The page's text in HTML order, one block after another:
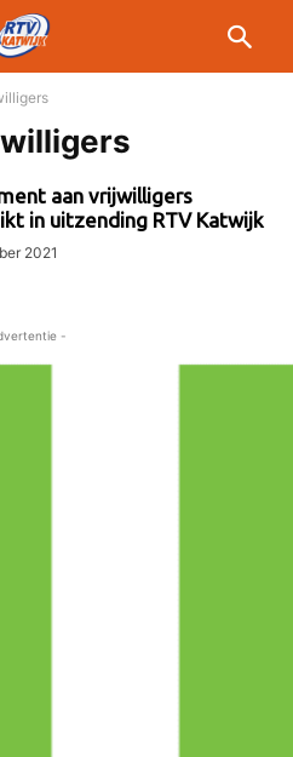
aan vrijwilligers
in uitzending RTV Katwijk
2021
-